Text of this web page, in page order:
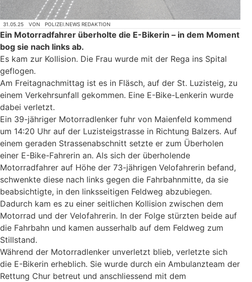
31.05.25 VON POLIZEI.NEWS REDAKTION
Ein Motorradfahrer überholte die E-Bikerin – in dem Moment
bog sie nach links ab.
Es kam zur Kollision. Die Frau wurde mit der Rega ins Spital
geflogen.
Am Freitagnachmittag ist es in Fläsch, auf der St. Luzisteig, zu
einem Verkehrsunfall gekommen. Eine E-Bike-Lenkerin wurde
dabei verletzt.
Ein 39-jähriger Motorradlenker fuhr von Maienfeld kommend
um 14:20 Uhr auf der Luzisteigstrasse in Richtung Balzers. Auf
einem geraden Strassenabschnitt setzte er zum Überholen
einer E-Bike-Fahrerin an. Als sich der überholende
Motorradfahrer auf Höhe der 73-jährigen Velofahrerin befand,
schwenkte diese nach links gegen die Fahrbahnmitte, da sie
beabsichtigte, in den linksseitigen Feldweg abzubiegen.
Dadurch kam es zu einer seitlichen Kollision zwischen dem
Motorrad und der Velofahrerin. In der Folge stürzten beide auf
die Fahrbahn und kamen ausserhalb auf dem Feldweg zum
Stillstand.
Während der Motorradlenker unverletzt blieb, verletzte sich
die E-Bikerin erheblich. Sie wurde durch ein Ambulanzteam der
Rettung Chur betreut und anschliessend mit dem